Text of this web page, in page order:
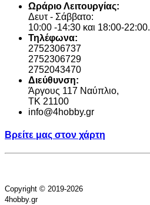
Ωράριο Λειτουργίας:
Δευτ - Σάββατο:
10:00 -14:30 και 18:00-22:00.
Τηλέφωνα:
2752306737
2752306729
2752043470
Διεύθυνση:
Άργους 117 Ναύπλιο,
TK 21100
info@4hobby.gr
Βρείτε μας στον χάρτη
Copyright © 2019-2026
4hobby.gr